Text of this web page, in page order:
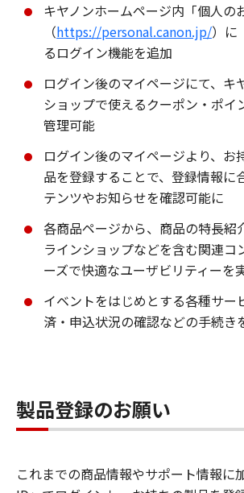
キヤノンホームページ内「個人の
（https://personal.canon.jp/）に
るログイン機能を追加
ログイン後のマイページにて、キ
ショップで使えるクーポン・ポイ
管理可能
ログイン後のマイページより、お
品を登録することで、登録情報に
テンツやお知らせを確認可能に
各商品ページから、商品の特長紹
ラインショップなどを含む関連コ
ーズで快適なユーザビリティーを
イベントをはじめとする各種サー
済・申込状況の確認などの手続き
製品登録のお願い
これまでの商品情報やサポート情報に